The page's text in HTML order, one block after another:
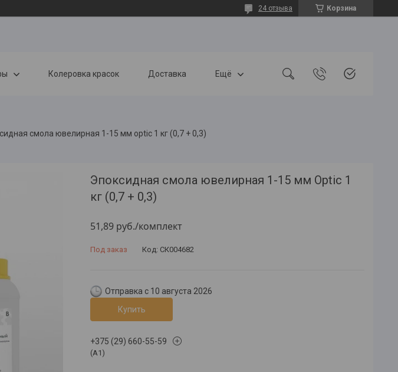
Корзина
24 отзыва
Колеровка красок Доставка Ещё
смола ювелирная 1-15 мм optic 1 кг (0,7 + 0,3)
Эпоксидная смола ювелирная 1-15 мм Optic 1
кг (0,7 + 0,3)
51,89 руб./комплект
Под заказ Код: СК004682
Отправка с 10 августа 2026
Купить
+375 (29) 660-55-59
(A1)